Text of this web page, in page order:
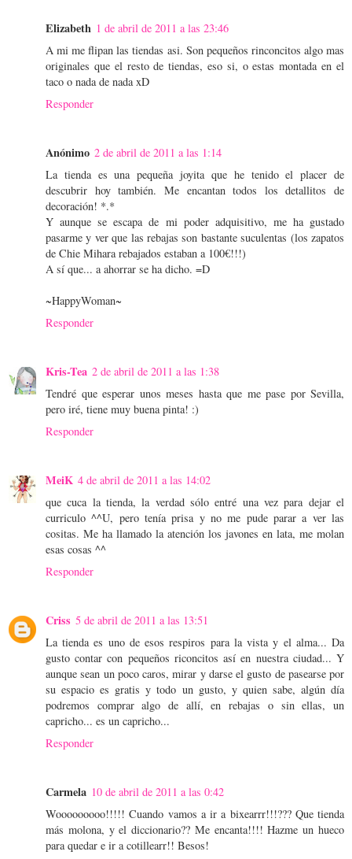
Elizabeth 1 de abril de 2011 a las 23:46
A mi me flipan las tiendas asi. Son pequeños rinconcitos algo mas
originales que el resto de tiendas, eso si, o estas montada en el
taco o nada de nada xD
Responder
Anónimo 2 de abril de 2011 a las 1:14
La tienda es una pequeña joyita que he tenido el placer de
descubrir hoy también. Me encantan todos los detallitos de
decoración! *.*
Y aunque se escapa de mi poder adquisitivo, me ha gustado
pasarme y ver que las rebajas son bastante suculentas (los zapatos
de Chie Mihara rebajados estaban a 100€!!!)
A sí que... a ahorrar se ha dicho. =D
~HappyWoman~
Responder
Kris-Tea 2 de abril de 2011 a las 1:38
Tendré que esperar unos meses hasta que me pase por Sevilla,
pero iré, tiene muy buena pinta! :)
Responder
MeiK 4 de abril de 2011 a las 14:02
que cuca la tienda, la verdad sólo entré una vez para dejar el
curriculo ^^U, pero tenía prisa y no me pude parar a ver las
cositas. Me ha llamado la atención los javones en lata, me molan
esas cosas ^^
Responder
Criss 5 de abril de 2011 a las 13:51
La tienda es uno de esos respiros para la vista y el alma... Da
gusto contar con pequeños riconcitos así en nuestra ciudad... Y
aunque sean un poco caros, mirar y darse el gusto de pasearse por
su espacio es gratis y todo un gusto, y quien sabe, algún día
podremos comprar algo de allí, en rebajas o sin ellas, un
capricho... es un capricho...
Responder
Carmela 10 de abril de 2011 a las 0:42
Wooooooooo!!!!! Cuando vamos a ir a bixearrr!!!??? Que tienda
más molona, y el diccionario?? Me encanta!!!! Hazme un hueco
para quedar e ir a cotillearr!! Besos!